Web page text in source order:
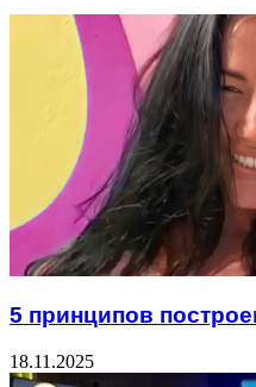
5 принципов
18.11.2025